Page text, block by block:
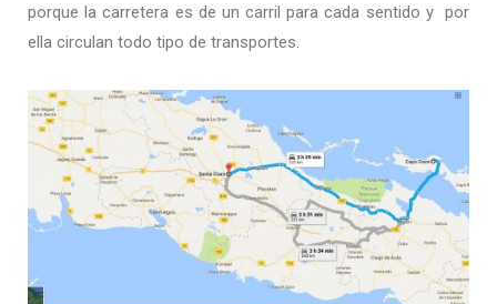
porque la carretera es de un carril para cada sentido y por
ella circulan todo tipo de transportes.